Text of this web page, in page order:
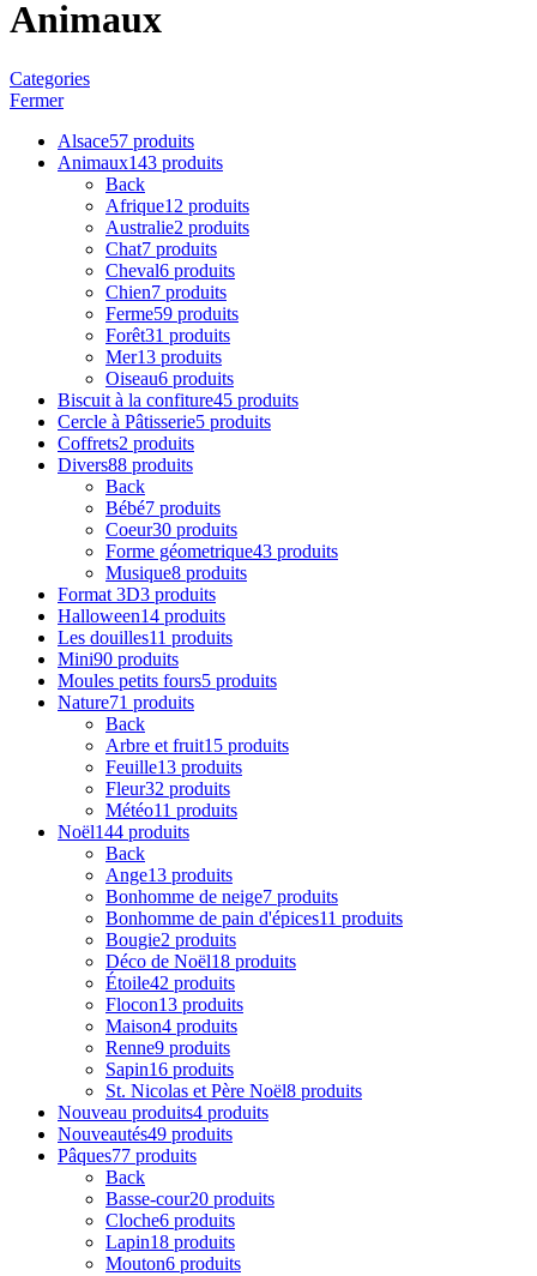
Animaux
Categories
Fermer
Alsace57 produits
Animaux143 produits
Back
Afrique12 produits
Australie2 produits
Chat7 produits
Cheval6 produits
Chien7 produits
Ferme59 produits
Forêt31 produits
Mer13 produits
Oiseau6 produits
Biscuit à la confiture45 produits
Cercle à Pâtisserie5 produits
Coffrets2 produits
Divers88 produits
Back
Bébé7 produits
Coeur30 produits
Forme géometrique43 produits
Musique8 produits
Format 3D3 produits
Halloween14 produits
Les douilles11 produits
Mini90 produits
Moules petits fours5 produits
Nature71 produits
Back
Arbre et fruit15 produits
Feuille13 produits
Fleur32 produits
Météo11 produits
Noël144 produits
Back
Ange13 produits
Bonhomme de neige7 produits
Bonhomme de pain d'épices11 produits
Bougie2 produits
Déco de Noël18 produits
Étoile42 produits
Flocon13 produits
Maison4 produits
Renne9 produits
Sapin16 produits
St. Nicolas et Père Noël8 produits
Nouveau produits4 produits
Nouveautés49 produits
Pâques77 produits
Back
Basse-cour20 produits
Cloche6 produits
Lapin18 produits
Mouton6 produits